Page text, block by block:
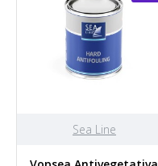
Sea Line